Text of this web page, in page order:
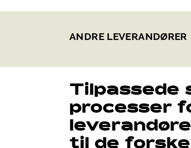
ANDRE LEVERANDØRER
Tilpassede
processer
til de